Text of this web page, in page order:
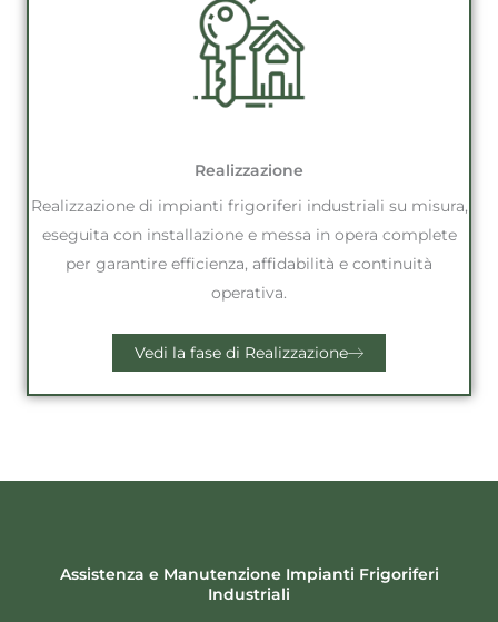
Realizzazione
Realizzazione di impianti frigoriferi industriali su misura,
eseguita con installazione e messa in opera complete
per garantire efficienza, affidabilità e continuità
operativa.
Vedi la fase di Realizzazione
Assistenza e Manutenzione Impianti Frigoriferi
Industriali